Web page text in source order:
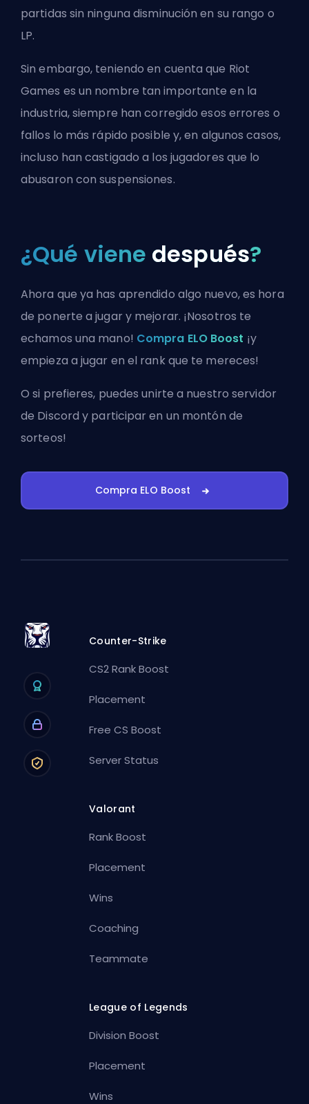
partidas sin ninguna disminución en su rango o
LP.
Sin embargo, teniendo en cuenta que Riot
Games es un nombre tan importante en la
industria, siempre han corregido esos errores o
fallos lo más rápido posible y, en algunos casos,
incluso han castigado a los jugadores que lo
abusaron con suspensiones.
¿Qué viene después?
Ahora que ya has aprendido algo nuevo, es hora
de ponerte a jugar y mejorar. ¡Nosotros te
echamos una mano! Compra ELO Boost ¡y
empieza a jugar en el rank que te mereces!
O si prefieres, puedesunirte a nuestro servidor
de Discord y participar en un montón de
sorteos!
Compra ELO Boost
Counter-Strike
CS2 Rank Boost
Placement
Free CS Boost
Server Status
Valorant
Rank Boost
Placement
Wins
Coaching
Teammate
League of Legends
Division Boost
Placement
Wins